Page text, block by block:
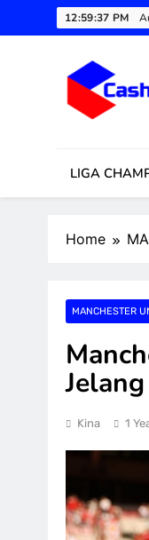
to
12:59:39 PM
LIGA
Home
MANCHESTER
Kina 1